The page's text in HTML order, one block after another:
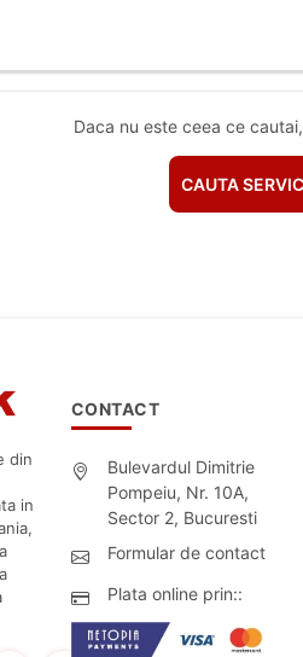
Daca nu este ceea ce
CAUTA
din
in
CONTACT
Bulevardul Dimitrie
Pompeiu, Nr. 10A,
Sector 2, Bucuresti
Formular de contact
Plata online prin::